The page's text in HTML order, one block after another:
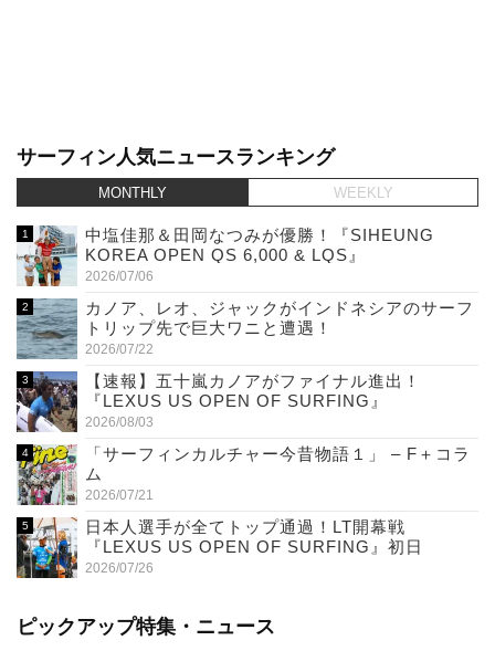
サーフィン人気ニュースランキング
MONTHLY WEEKLY
中塩佳那＆田岡なつみが優勝！『SIHEUNG
KOREA OPEN QS 6,000 & LQS』
2026/07/06
カノア、レオ、ジャックがインドネシアのサーフ
トリップ先で巨大ワニと遭遇！
2026/07/22
【速報】五十嵐カノアがファイナル進出！
『LEXUS US OPEN OF SURFING』
2026/08/03
「サーフィンカルチャー今昔物語１」 – F＋コラ
ム
2026/07/21
日本人選手が全てトップ通過！LT開幕戦
『LEXUS US OPEN OF SURFING』初日
2026/07/26
ピックアップ特集・ニュース